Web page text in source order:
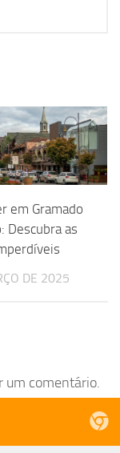
em Gramado
Descubra as
DE 2025
um comentário.